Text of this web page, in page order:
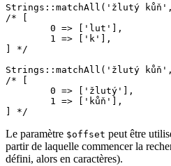
Strings::matchAll('žlutý
/* [
] */
Strings::matchAll('žlutý
/* [
Le paramètre $offset peut être
partir de laquelle commencer la
défini, alors en caractères).